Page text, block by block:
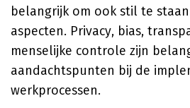
belangrijk om ook stil te
aspecten. Privacy, bias,
menselijke controle zijn
aandachtspunten bij de
werkprocessen.